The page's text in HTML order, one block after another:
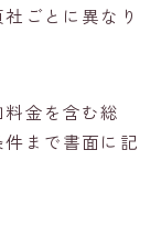
ごとに異なり
金を含む総
まで書面に記